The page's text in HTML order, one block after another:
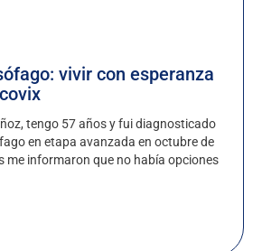
vivir con esperanza
tengo 57 años y fui diagnosticado
en etapa avanzada en octubre de
me informaron que no había opciones